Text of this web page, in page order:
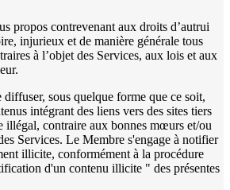
propos contrevenant aux droits d’autrui
injurieux et de manière générale tous
à l’objet des Services, aux lois et aux
sous quelque forme que ce soit,
intégrant des liens vers des sites tiers
illégal, contraire aux bonnes mœurs et/ou
Services. Le Membre s'engage à notifier
illicite, conformément à la procédure
d'un contenu illicite " des présentes